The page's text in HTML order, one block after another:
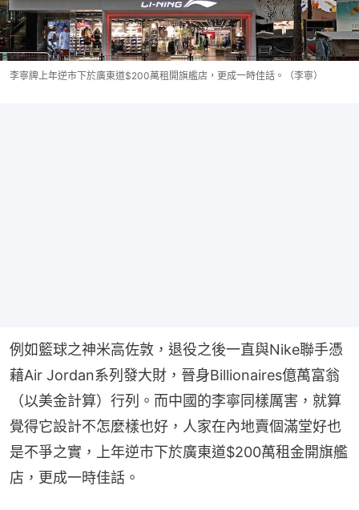
李寧牌上年逆市下於廣東道$200萬租開旗艦店，更成一時佳話。（李寧）
例如籃球之神米高佐敦，退役之後一直與Nike聯手憑
藉Air Jordan系列發大財，晉身Billionaires億萬富翁
（以美金計算）行列。而中國的李寧同樣厲害，就算
覺得它設計不怎麼樣也好，人家在內地賣個滿堂好也
是不爭之實，上年逆市下於廣東道$200萬租金開旗艦
店，更成一時佳話。